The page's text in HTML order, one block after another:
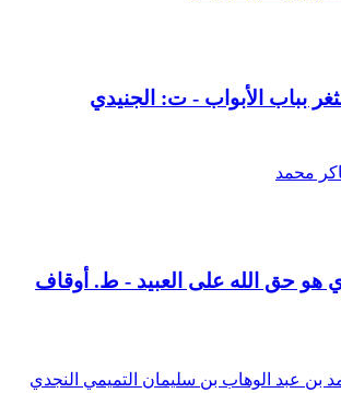
بباب الأبواب - ت: الجنيدي
محمد
هو حق الله على العبيد - ط. أوقاف
بن عبد الوهاب بن سليمان التميمي النجدي